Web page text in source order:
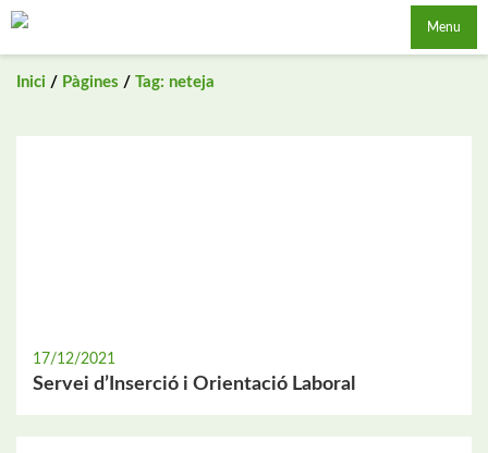
Saltar
Menu
Inici / Pàgines / Tag: neteja
17/12/2021
Servei d’Inserció i Orientació Laboral